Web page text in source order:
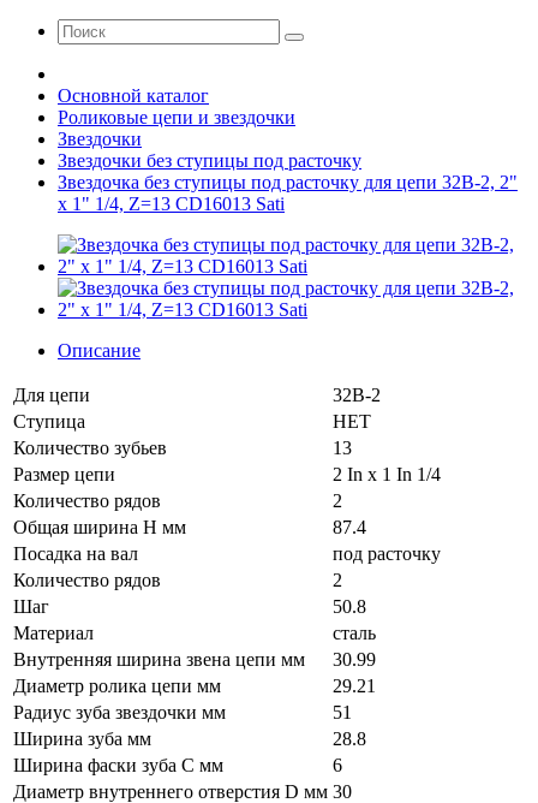
Основной каталог
Роликовые цепи и звездочки
Звездочки
Звездочки без ступицы под расточку
Звездочка без ступицы под расточку для цепи 32B-2, 2"
x 1" 1/4, Z=13 CD16013 Sati
Описание
Для цепи
32B-2
Ступица
НЕТ
Количество зубьев
13
Размер цепи
2 In x 1 In 1/4
Количество рядов
2
Общая ширина H мм
87.4
Посадка на вал
под расточку
Количество рядов
2
Шаг
50.8
Материал
сталь
Внутренняя ширина звена цепи мм
30.99
Диаметр ролика цепи мм
29.21
Радиус зуба звездочки мм
51
Ширина зуба мм
28.8
Ширина фаски зуба C мм
6
Диаметр внутреннего отверстия D мм 30